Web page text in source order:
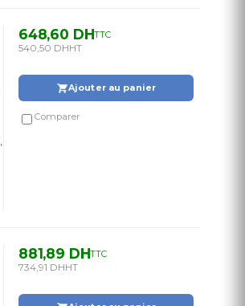
648,60 DHTTC
540,50 DHHT
Ajouter au panier
Comparer
881,89 DHTTC
734,91 DHHT